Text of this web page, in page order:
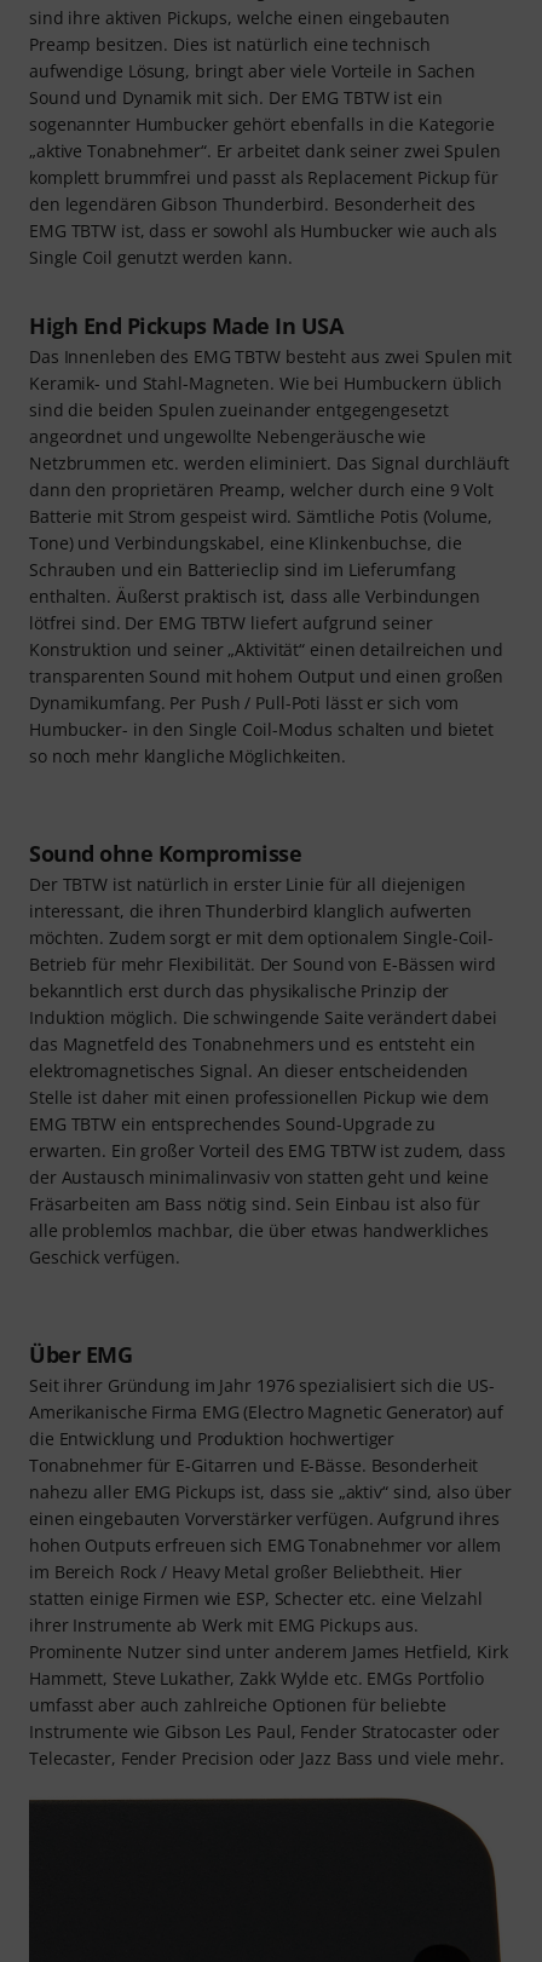
sind ihre aktiven Pickups, welche einen eingebauten
Preamp besitzen. Dies ist natürlich eine technisch
aufwendige Lösung, bringt aber viele Vorteile in Sachen
Sound und Dynamik mit sich. Der EMG TBTW ist ein
sogenannter Humbucker gehört ebenfalls in die Kategorie
„aktive Tonabnehmer“. Er arbeitet dank seiner zwei Spulen
komplett brummfrei und passt als Replacement Pickup für
den legendären Gibson Thunderbird. Besonderheit des
EMG TBTW ist, dass er sowohl als Humbucker wie auch als
Single Coil genutzt werden kann.
High End Pickups Made In USA
Das Innenleben des EMG TBTW besteht aus zwei Spulen mit
Keramik- und Stahl-Magneten. Wie bei Humbuckern üblich
sind die beiden Spulen zueinander entgegengesetzt
angeordnet und ungewollte Nebengeräusche wie
Netzbrummen etc. werden eliminiert. Das Signal durchläuft
dann den proprietären Preamp, welcher durch eine 9 Volt
Batterie mit Strom gespeist wird. Sämtliche Potis (Volume,
Tone) und Verbindungskabel, eine Klinkenbuchse, die
Schrauben und ein Batterieclip sind im Lieferumfang
enthalten. Äußerst praktisch ist, dass alle Verbindungen
lötfrei sind. Der EMG TBTW liefert aufgrund seiner
Konstruktion und seiner „Aktivität“ einen detailreichen und
transparenten Sound mit hohem Output und einen großen
Dynamikumfang. Per Push / Pull-Poti lässt er sich vom
Humbucker- in den Single Coil-Modus schalten und bietet
so noch mehr klangliche Möglichkeiten.
Sound ohne Kompromisse
Der TBTW ist natürlich in erster Linie für all diejenigen
interessant, die ihren Thunderbird klanglich aufwerten
möchten. Zudem sorgt er mit dem optionalem Single-Coil-
Betrieb für mehr Flexibilität. Der Sound von E-Bässen wird
bekanntlich erst durch das physikalische Prinzip der
Induktion möglich. Die schwingende Saite verändert dabei
das Magnetfeld des Tonabnehmers und es entsteht ein
elektromagnetisches Signal. An dieser entscheidenden
Stelle ist daher mit einen professionellen Pickup wie dem
EMG TBTW ein entsprechendes Sound-Upgrade zu
erwarten. Ein großer Vorteil des EMG TBTW ist zudem, dass
der Austausch minimalinvasiv von statten geht und keine
Fräsarbeiten am Bass nötig sind. Sein Einbau ist also für
alle problemlos machbar, die über etwas handwerkliches
Geschick verfügen.
Über EMG
Seit ihrer Gründung im Jahr 1976 spezialisiert sich die US-
Amerikanische Firma EMG (Electro Magnetic Generator) auf
die Entwicklung und Produktion hochwertiger
Tonabnehmer für E-Gitarren und E-Bässe. Besonderheit
nahezu aller EMG Pickups ist, dass sie „aktiv“ sind, also über
einen eingebauten Vorverstärker verfügen. Aufgrund ihres
hohen Outputs erfreuen sich EMG Tonabnehmer vor allem
im Bereich Rock / Heavy Metal großer Beliebtheit. Hier
statten einige Firmen wie ESP, Schecter etc. eine Vielzahl
ihrer Instrumente ab Werk mit EMG Pickups aus.
Prominente Nutzer sind unter anderem James Hetfield, Kirk
Hammett, Steve Lukather, Zakk Wylde etc. EMGs Portfolio
umfasst aber auch zahlreiche Optionen für beliebte
Instrumente wie Gibson Les Paul, Fender Stratocaster oder
Telecaster, Fender Precision oder Jazz Bass und viele mehr.